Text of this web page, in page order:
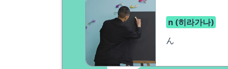
n (히라가나)
ん